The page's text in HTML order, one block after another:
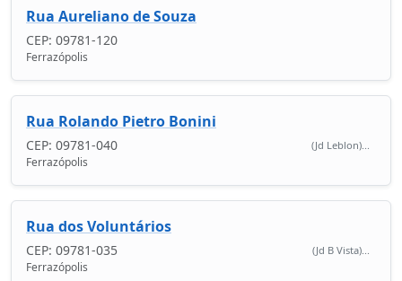
Rua Aureliano de Souza
CEP: 09781-120
Ferrazópolis
Rua Rolando Pietro Bonini
CEP: 09781-040 (Jd Leblon)...
Ferrazópolis
Rua dos Voluntários
CEP: 09781-035 (Jd B Vista)...
Ferrazópolis